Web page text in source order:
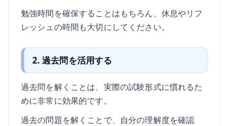
勉強時間を確保することはもちろん、休息やリフ
レッシュの時間も大切にしてください。
2. 過去問を活用する
過去問を解くことは、実際の試験形式に慣れるた
めに非常に効果的です。
過去の問題を解くことで、自分の理解度を確認